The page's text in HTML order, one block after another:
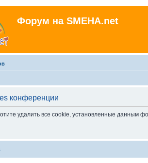
Форум на SMEHA.net
конференции
удалить все cookie, установленные данным